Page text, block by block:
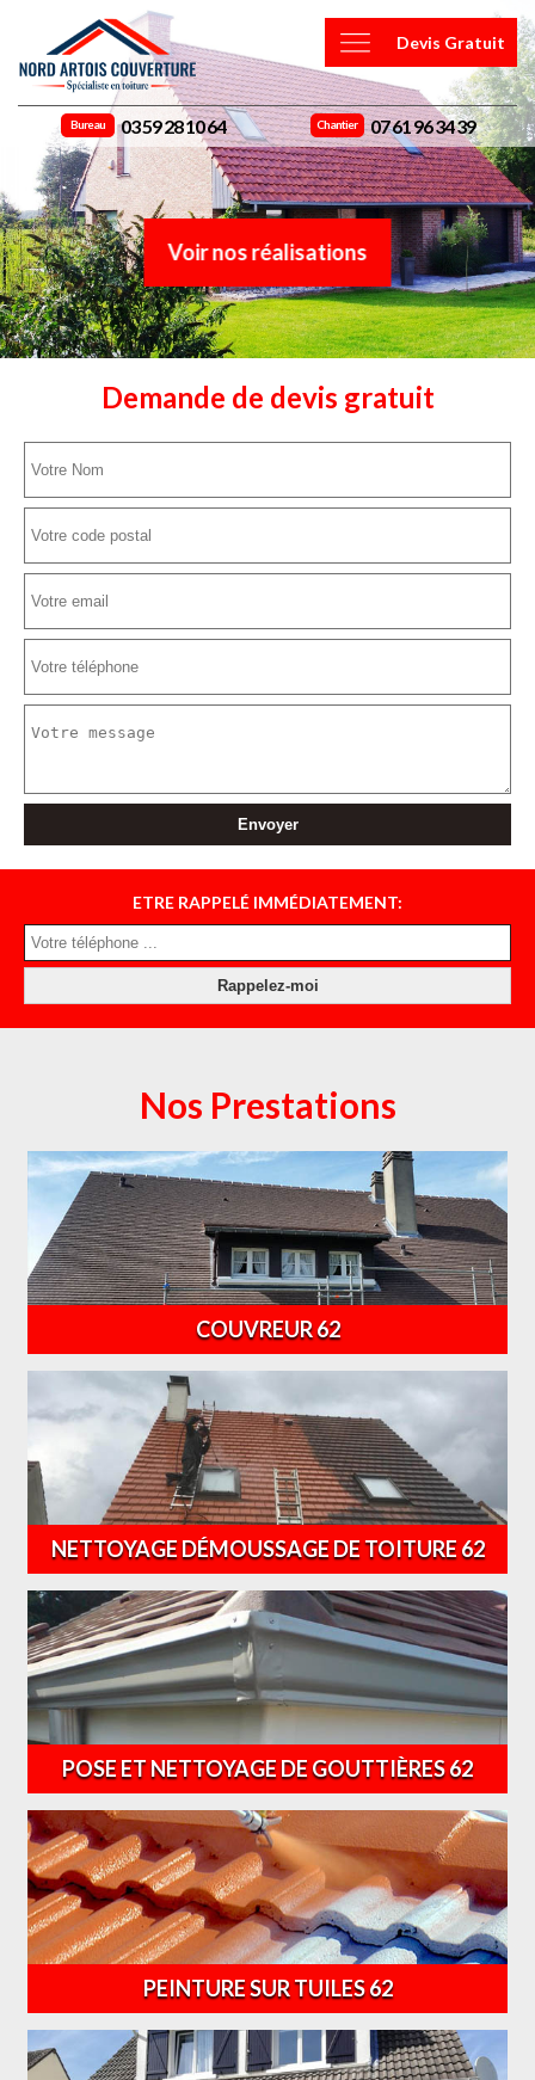
Devis Gratuit
Bureau 03 59 28 10 64 Chantier 07 61 96 34 39
Voir nos réalisations
Demande de devis gratuit
ETRE RAPPELÉ IMMÉDIATEMENT:
Nos Prestations
COUVREUR 62
NETTOYAGE DÉMOUSSAGE DE TOITURE 62
POSE ET NETTOYAGE DE GOUTTIÈRES 62
PEINTURE SUR TUILES 62